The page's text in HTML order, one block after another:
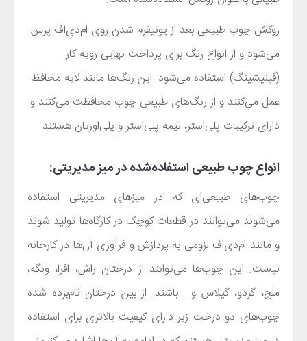
روکش چوب طبیعی بعد از یونیفرم شدن روی ام‌دی‌اف پرس
می‌شود و از انواع رنگ برای پرداخت نهایی رویه کار
(فینیشینگ) استفاده می‌شود. این رنگ‌ها مانند لایه محافظ
عمل می‌کنند و از رنگ‌های طبیعی چوب محافظت می‌کنند و
دارای ترکیبات پلی‌استر، نیمه پلی‌استر و پلی‌اورتان هستند.
انواع چوب طبیعی استفاده‌شده در میز مدیریتی:
چوب‌های طبیعی‌ای که در میزهای مدیریتی استفاده
می‌شوند می‌توانند در قطعات کوچک در کارگاه‌ها تولید شوند
و مانند ام‌دی‌اف لزومی به پردازش و فرآوری آن‌ها در کارخانه
نیست. این چوب‌ها می‌توانند از درختان راش، افرا، ونگه،
ملچ، گردو، گیلاس و... باشند. از بین درختان نام‌برده شده
چوب‌های دو درخت زیر دارای کیفیت بالاتری برای استفاده